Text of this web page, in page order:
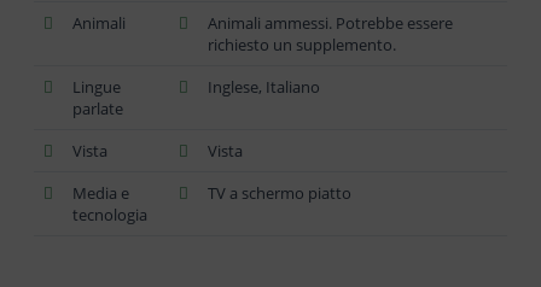
Animali
Animali ammessi. Potrebbe essere
richiesto un supplemento.
Lingue
parlate
Inglese, Italiano
Vista
Vista
Media e
tecnologia
TV a schermo piatto